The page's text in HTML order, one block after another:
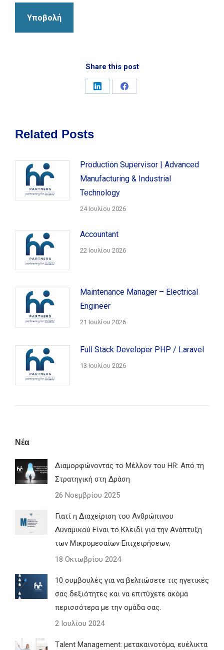
Share this post
Share
Share
Related Posts
Production Supervisor | Advanced
Manufacturing & Industrial
Technology
24 Ιουλίου 2026
Accountant
22 Ιουλίου 2026
Maintenance Manager – Electrical
Engineer
21 Ιουλίου 2026
Full Stack Developer PHP / Laravel
13 Ιουλίου 2026
Νέα
Διαμορφώνοντας το Μέλλον του HR: Από τη
Στρατηγική στη Δράση
26 Νοεμβρίου 2025
Γιατί η Διαχείριση του Ανθρώπινου
Δυναμικού Είναι το Κλειδί για την Ανάπτυξη
των Μικρομεσαίων Επιχειρήσεων;
18 Οκτωβρίου 2024
10 συμβουλές για να βελτιώσετε τις ηγετικές
σας δεξιότητες και να επιτύχετε ακόμα
περισσότερα με την ομάδα σας.
2 Ιουλίου 2024
Τalent Management: μετακαινοτόμα, ευέλικτα